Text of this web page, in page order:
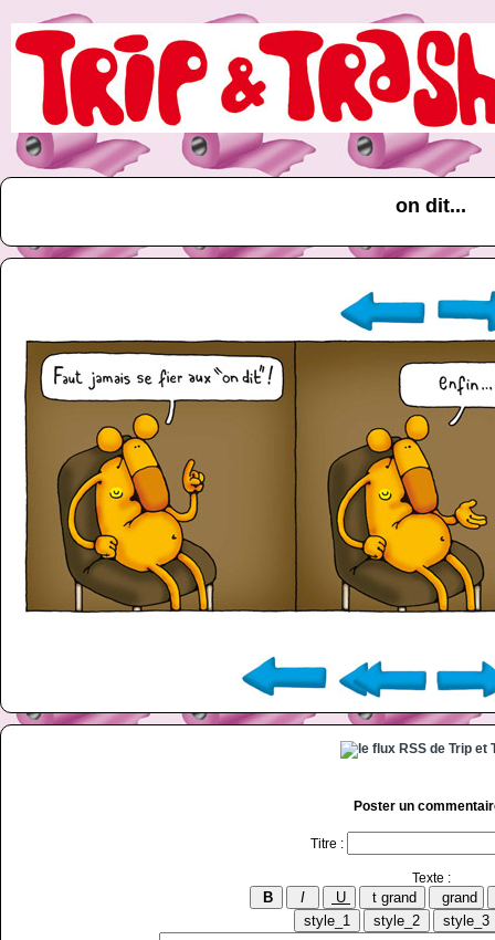
on dit...
Poster un
Titre :
Texte :